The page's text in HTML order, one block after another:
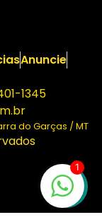
Anuncie
1345
do Garças / MT
1